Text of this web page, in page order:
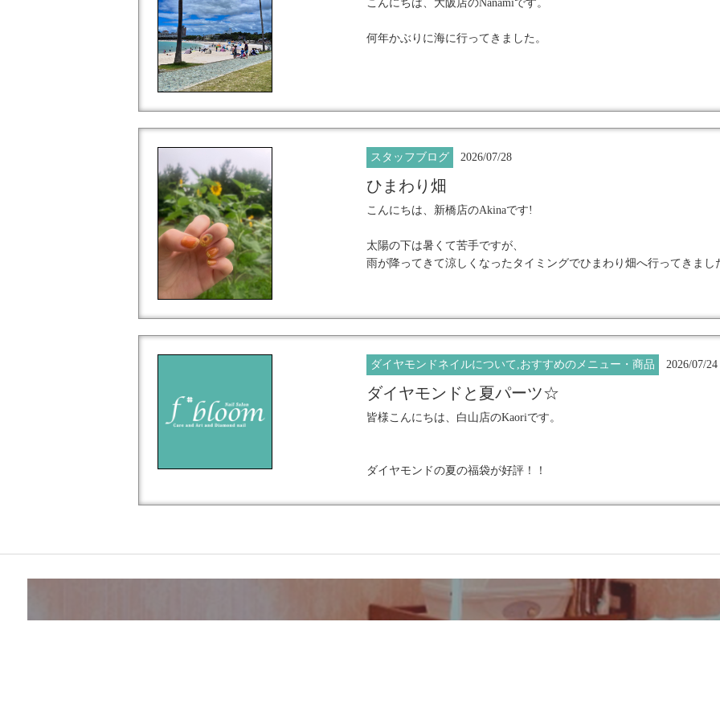
Saki
はバイオリンをいたしますが、そのほか楽器をなさるかた向けの
表参道店Saki
★━━━━━━━━━━━━━━━━━━
大人女性のための究極のネイルアート
『ダイヤモンドジュエリーネイル』
施術数日本一のネイルサロンで
━━━━━━━━━━━━━━━━━━━
こんにちは、大阪店のNanamiです。
何年かぶりに海に行ってきました。
でも実際に出かけてしまうとやはりとてもいい
気分転換になりますね♪
フットはマグネットネイル
ハンドは長さ出しをクリアカラーにして夏らしく。
今年流行ってるデザインらしく、なんだかとてもハマりそうな予感。
上品な輝きを放つ
スタッフブログ 2026/07/28
ひまわり畑
こんにちは、新橋店のAkinaです!
太陽の下は暑くて苦手ですが、
雨が降ってきて涼しくなったタイミングでひまわり畑へ行ってきまし
結局すぐに晴れてしまったのですが、
みんなお日様を見上げていて元気いっぱいに太陽の光をあびていまし
夏をかんじる素敵な景色でした。
大人女性のための究極のネイルアート
『ダイヤモンドジュエリーネイル』
ダイヤモンドネイルについて,おすすめのメニュー・商品 2026/07/24
ダイヤモンドと夏パーツ☆
皆様こんにちは、白山店のKaoriです。
ダイヤモンドの夏の福袋が好評！！
続々と皆様がダイヤを増やしてくださりとても嬉しいです！
これだからダイヤモンドはやめられませんっ！！！
夏になると必ず、お客様にオススメしちゃう夏パーツとのコラボ。